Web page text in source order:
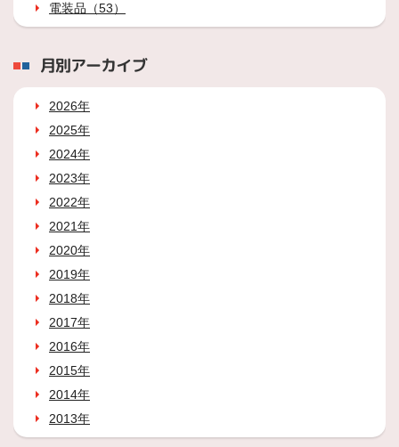
電装品（53）
月別アーカイブ
2026年
2025年
2024年
2023年
2022年
2021年
2020年
2019年
2018年
2017年
2016年
2015年
2014年
2013年